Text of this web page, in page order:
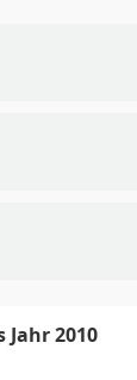
2010